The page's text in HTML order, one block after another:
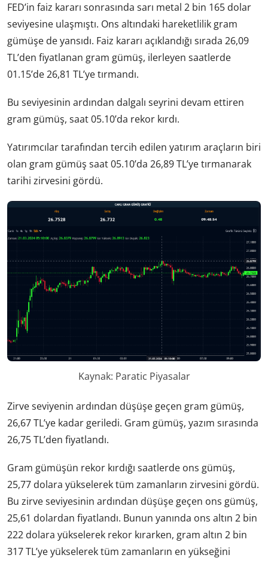
FED’in faiz kararı sonrasında sarı metal 2 bin 165 dolar
seviyesine ulaşmıştı. Ons altındaki hareketlilik gram
gümüşe de yansıdı. Faiz kararı açıklandığı sırada 26,09
TL’den fiyatlanan gram gümüş, ilerleyen saatlerde
01.15’de 26,81 TL’ye tırmandı.
Bu seviyesinin ardından dalgalı seyrini devam ettiren
gram gümüş, saat 05.10’da rekor kırdı.
Yatırımcılar tarafından tercih edilen yatırım araçların biri
olan gram gümüş saat 05.10’da 26,89 TL’ye tırmanarak
tarihi zirvesini gördü.
Kaynak: Paratic Piyasalar
Zirve seviyenin ardından düşüşe geçen gram gümüş,
26,67 TL’ye kadar geriledi. Gram gümüş, yazım sırasında
26,75 TL’den fiyatlandı.
Gram gümüşün rekor kırdığı saatlerde ons gümüş,
25,77 dolara yükselerek tüm zamanların zirvesini gördü.
Bu zirve seviyesinin ardından düşüşe geçen ons gümüş,
25,61 dolardan fiyatlandı. Bunun yanında ons altın 2 bin
222 dolara yükselerek rekor kırarken, gram altın 2 bin
317 TL’ye yükselerek tüm zamanların en yükseğini